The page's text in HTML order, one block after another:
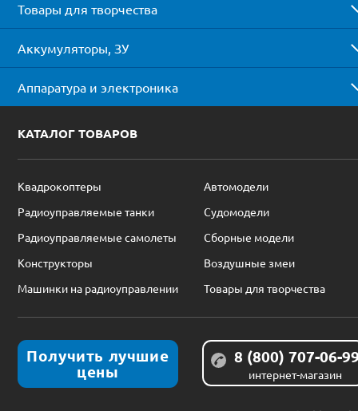
Товары для творчества
Аккумуляторы, ЗУ
Аппаратура и электроника
КАТАЛОГ ТОВАРОВ
Квадрокоптеры
Автомодели
Радиоуправляемые танки
Судомодели
Радиоуправляемые самолеты
Сборные модели
Конструкторы
Воздушные змеи
Машинки на радиоуправлении
Товары для творчества
Получить лучшие
цены
8 (800) 707-06-
интернет-магазин